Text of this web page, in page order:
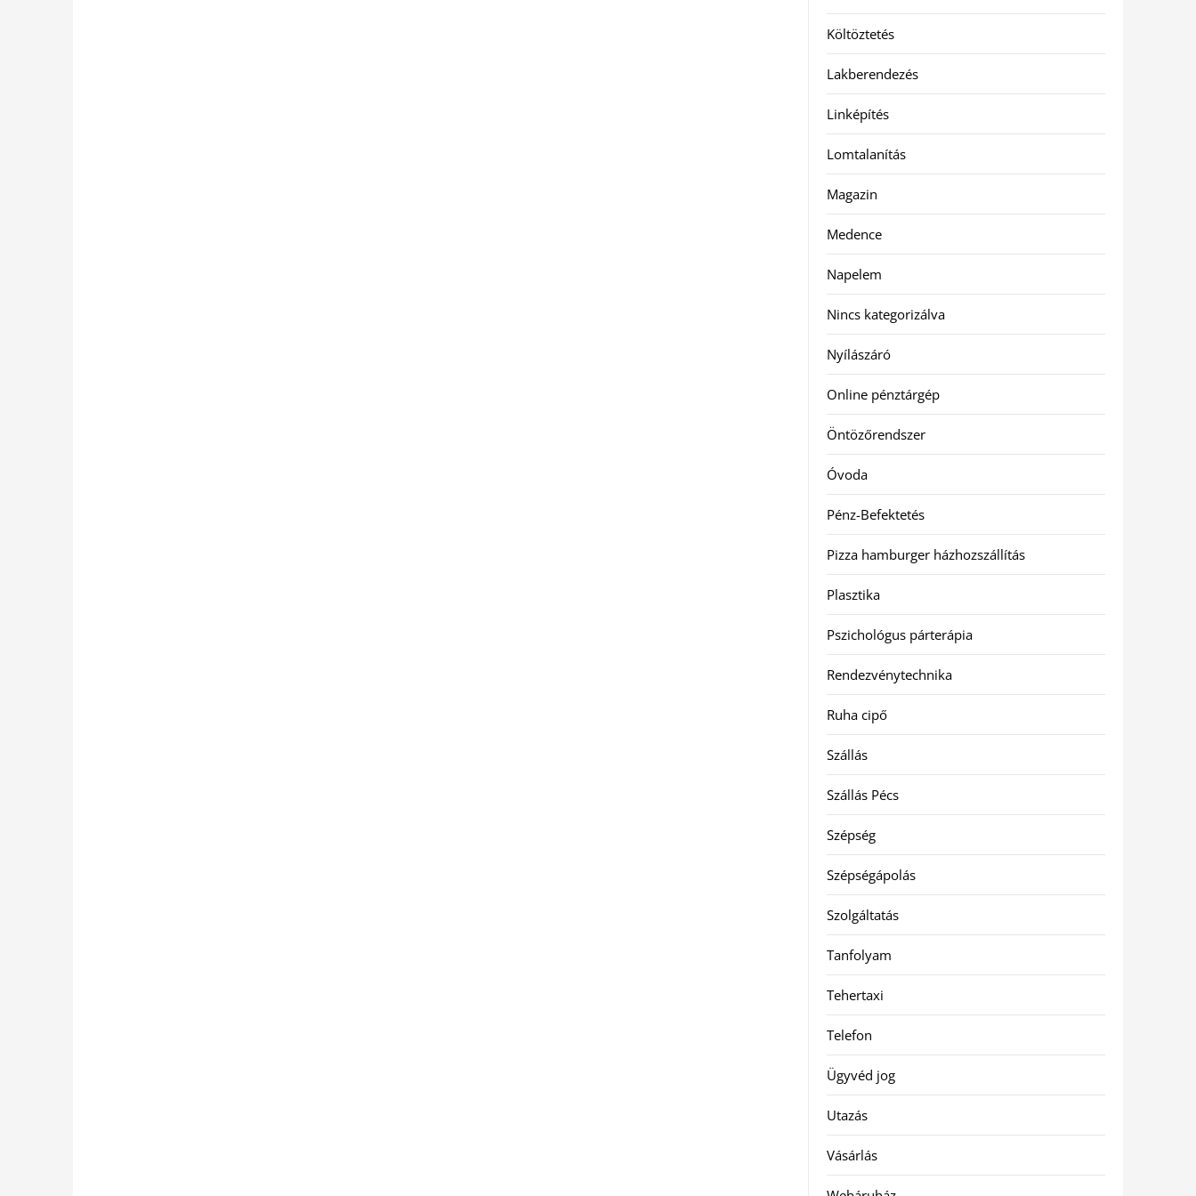
Költöztetés
Lakberendezés
Linképítés
Lomtalanítás
Magazin
Medence
Napelem
Nincs kategorizálva
Nyílászáró
Online pénztárgép
Öntözőrendszer
Óvoda
Pénz-Befektetés
Pizza hamburger házhozszállítás
Plasztika
Pszichológus párterápia
Rendezvénytechnika
Ruha cipő
Szállás
Szállás Pécs
Szépség
Szépségápolás
Szolgáltatás
Tanfolyam
Tehertaxi
Telefon
Ügyvéd jog
Utazás
Vásárlás